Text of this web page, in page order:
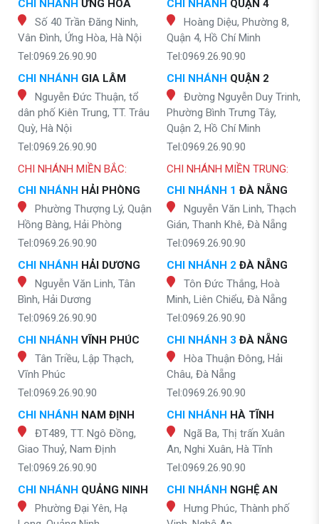
CHI NHÁNH ỨNG HÒA
Số 40 Trần Đăng Ninh,
Vân Đình, Ứng Hòa, Hà Nội
Tel:0969.26.90.90
CHI NHÁNH GIA LÂM
Nguyễn Đức Thuận, tổ
dân phố Kiên Trung, TT. Trâu
Quỳ, Hà Nội
Tel:0969.26.90.90
CHI NHÁNH QUẬN 4
Hoàng Diệu, Phường 8,
Quận 4, Hồ Chí Minh
Tel:0969.26.90.90
CHI NHÁNH QUẬN 2
Đường Nguyễn Duy Trinh,
Phường Bình Trưng Tây,
Quận 2, Hồ Chí Minh
Tel:0969.26.90.90
CHI NHÁNH MIỀN BẮC:
CHI NHÁNH HẢI PHÒNG
Phường Thượng Lý, Quận
Hồng Bàng, Hải Phòng
Tel:0969.26.90.90
CHI NHÁNH HẢI DƯƠNG
Nguyễn Văn Linh, Tân
Bình, Hải Dương
Tel:0969.26.90.90
CHI NHÁNH VĨNH PHÚC
Tân Triều, Lập Thạch,
Vĩnh Phúc
Tel:0969.26.90.90
CHI NHÁNH NAM ĐỊNH
ĐT489, TT. Ngô Đồng,
Giao Thuỷ, Nam Định
Tel:0969.26.90.90
CHI NHÁNH QUẢNG NINH
Phường Đại Yên, Hạ
CHI NHÁNH MIỀN TRUNG:
CHI NHÁNH 1 ĐÀ NẴNG
Nguyễn Văn Linh, Thạch
Gián, Thanh Khê, Đà Nẵng
Tel:0969.26.90.90
CHI NHÁNH 2 ĐÀ NẴNG
Tôn Đức Thắng, Hoà
Minh, Liên Chiểu, Đà Nẵng
Tel:0969.26.90.90
CHI NHÁNH 3 ĐÀ NẴNG
Hòa Thuận Đông, Hải
Châu, Đà Nẵng
Tel:0969.26.90.90
CHI NHÁNH HÀ TĨNH
Ngã Ba, Thị trấn Xuân
An, Nghi Xuân, Hà Tĩnh
Tel:0969.26.90.90
CHI NHÁNH NGHỆ AN
Hưng Phúc, Thành phố